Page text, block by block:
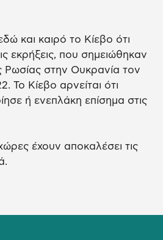
και καιρό το Κίεβο ότι
εκρήξεις, που σημειώθηκαν
Ρωσίας στην Ουκρανία τον
Το Κίεβο αρνείται ότι
ή ενεπλάκη επίσημα στις
έχουν αποκαλέσει τις